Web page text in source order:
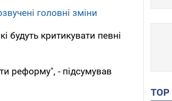
головні зміни
будуть критикувати певні
реформу", - підсумував